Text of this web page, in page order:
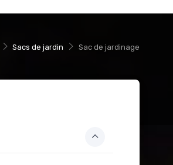
Sacs de jardin Sac de jardinage